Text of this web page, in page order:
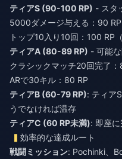
ティアS (90-100 RP) - スタ
5000ダメージ与える：90 RP
トップ10入り10回：100 RP
ティアA (80-89 RP) - 可能
クラシックマッチ20回完了：
ARで30キル：80 RP
ティアB (60-79 RP): ティア
うでなければ温存
ティアC (60 RP未満): 即座
効率的な達成ルート
戦闘ミッション: Pochinki、